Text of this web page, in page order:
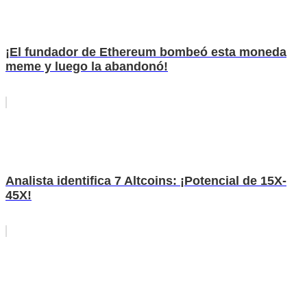
¡El fundador de Ethereum bombeó esta moneda
meme y luego la abandonó!
Analista identifica 7 Altcoins: ¡Potencial de 15X-
45X!